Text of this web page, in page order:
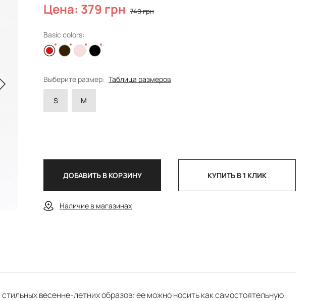
Цена: 379 грн 749 грн
Basic colors:
Выберите размер: Таблица размеров
S M
ДОБАВИТЬ В КОРЗИНУ КУПИТЬ В 1 КЛИК
Наличие в магазинах
весенне-летних образов: ее можно носить как самостоятельную